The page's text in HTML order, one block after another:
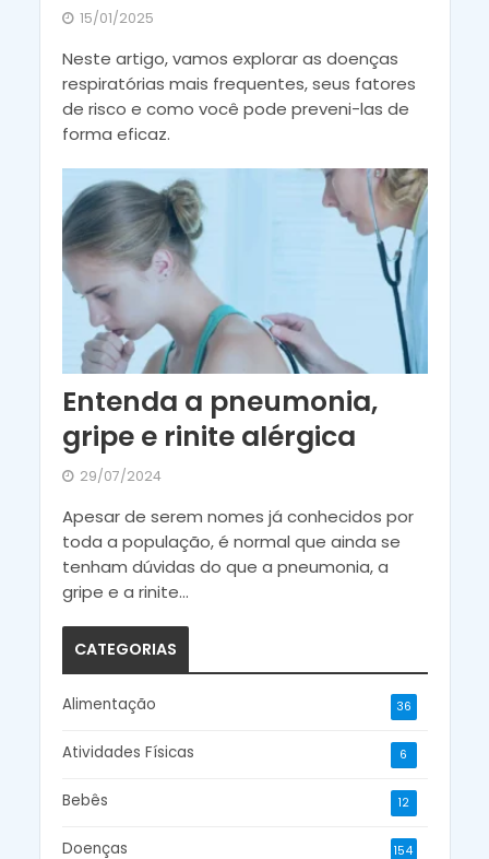
15/01/2025
Neste artigo, vamos explorar as doenças
respiratórias mais frequentes, seus fatores
de risco e como você pode preveni-las de
forma eficaz.
Entenda a pneumonia,
gripe e rinite alérgica
29/07/2024
Apesar de serem nomes já conhecidos por
toda a população, é normal que ainda se
tenham dúvidas do que a pneumonia, a
gripe e a rinite...
CATEGORIAS
Alimentação 36
Atividades Físicas 6
Bebês 12
Doenças 154